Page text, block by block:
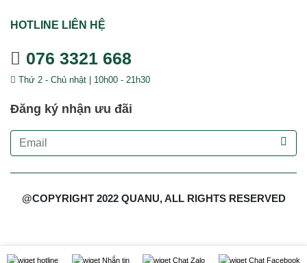
HOTLINE LIÊN HỆ
076 3321 668
Thứ 2 - Chủ nhật | 10h00 - 21h30
Đăng ký nhận ưu đãi
@COPYRIGHT 2022 QUANU, ALL RIGHTS RESERVED